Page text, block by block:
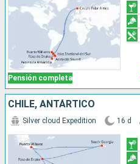
Pensión completa
CHILE, ANTÁRTICO
Silver cloud Expedition 16 d